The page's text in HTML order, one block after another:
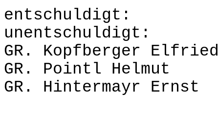
unentschuldigt:
GR. Kopfberger
GR. Pointl Helmut
GR. Hintermayr Ernst